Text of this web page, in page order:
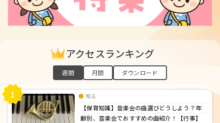
アクセスランキング
週間 月間 ダウンロード
1 知る
【保育知識】音楽会の曲選びどうしよう？年
齢別、音楽会でおすすめの曲紹介！【行事】